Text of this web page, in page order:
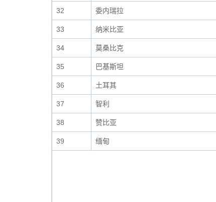
32 委内瑞拉
33 纳米比亚
34 莫桑比克
35 巴基斯坦
36 土耳其
37 智利
38 赞比亚
39 缅甸